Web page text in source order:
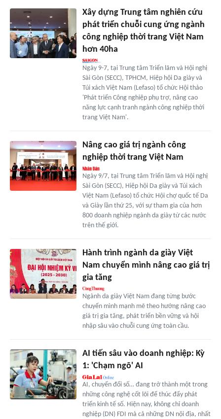
Xây dựng Trung tâm nghiên cứu
phát triển chuỗi cung ứng ngành
công nghiệp thời trang Việt Nam
hơn 40ha
Ngày 9-7, tại Trung tâm Triển lãm và Hội nghị
Sài Gòn (SECC), TPHCM, Hiệp hội Da giày và
Túi xách Việt Nam (Lefaso) tổ chức Hội thảo
'Phát triển Công nghiệp phụ trợ, nâng cao
năng lực cạnh tranh ngành công nghiệp thời
trang Việt Nam'.
Nâng cao giá trị ngành công
nghiệp thời trang Việt Nam
Ngày 9/7, tại Trung tâm Triển lãm và Hội nghị
Sài Gòn (SECC), Hiệp hội Da giày và Túi xách
Việt Nam (Lefaso) tổ chức Hội chợ quốc tế Da
và Giày lần thứ 25, với sự tham gia của hơn
800 doanh nghiệp ngành da giày từ các nước
trên thế giới.
Hành trình ngành da giày Việt
Nam chuyển mình nâng cao giá trị
gia tăng
Ngành da giày Việt Nam đang từng bước
chuyển mình mạnh mẽ theo hướng nâng cao
giá trị gia tăng, phát triển bền vững và hội
nhập sâu vào chuỗi cung ứng toàn cầu.
AI tiến sâu vào doanh nghiệp: Kỳ
1: 'Chạm ngõ' AI
AI, chuyển đổi số… đang trở thành một trong
những công nghệ cốt lõi để thúc đẩy phát
triển kinh tế số. Hiện nay, không chỉ doanh
nghiệp (DN) FDI mà cả những DN nội địa, nhất